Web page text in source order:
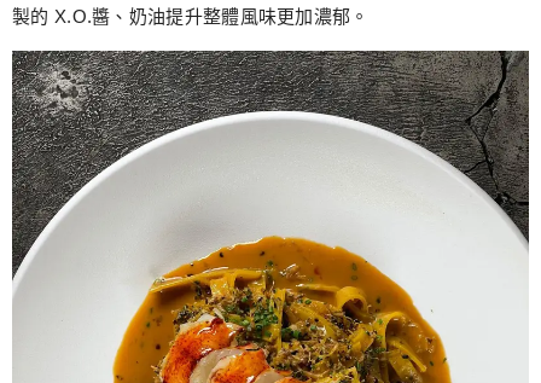
製的 X.O.醬、奶油提升整體風味更加濃郁。